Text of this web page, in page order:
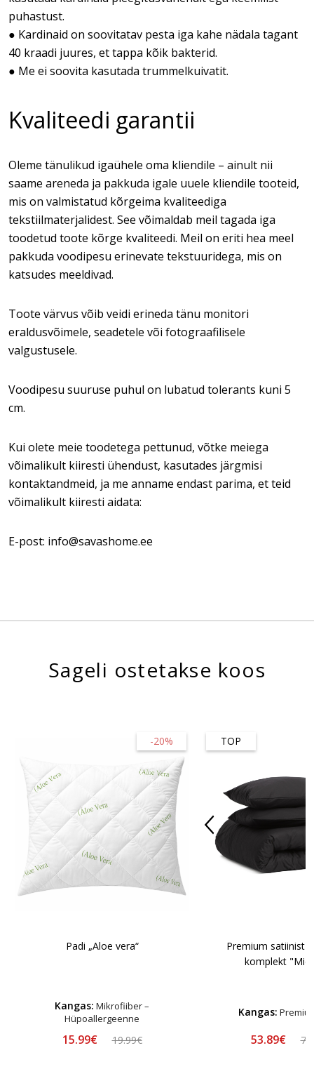
puhastust.
● Kardinaid on soovitatav pesta iga kahe nädala tagant
40 kraadi juures, et tappa kõik bakterid.
● Me ei soovita kasutada trummelkuivatit.
Kvaliteedi garantii
Oleme tänulikud igaühele oma kliendile – ainult nii
saame areneda ja pakkuda igale uuele kliendile tooteid,
mis on valmistatud kõrgeima kvaliteediga
tekstiilmaterjalidest. See võimaldab meil tagada iga
toodetud toote kõrge kvaliteedi. Meil on eriti hea meel
pakkuda voodipesu erinevate tekstuuridega, mis on
katsudes meeldivad.
Toote värvus võib veidi erineda tänu monitori
eraldusvõimele, seadetele või fotograafilisele
valgustusele.
Voodipesu suuruse puhul on lubatud tolerants kuni 5
cm.
Kui olete meie toodetega pettunud, võtke meiega
võimalikult kiiresti ühendust, kasutades järgmisi
kontaktandmeid, ja me anname endast parima, et teid
võimalikult kiiresti aidata:
E-post: info@savashome.ee
Sageli ostetakse koos
-20%
Padi „Aloe vera“
Kangas: Mikrofiiber –
Hüpoallergeenne
15.99€ 19.99€
TOP
Premium satiinist
komplekt
Kangas:
53.89€